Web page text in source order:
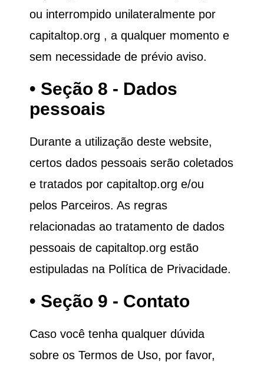
ou interrompido unilateralmente por
capitaltop.org , a qualquer momento e
sem necessidade de prévio aviso.
• Seção 8 - Dados
pessoais
Durante a utilização deste website,
certos dados pessoais serão coletados
e tratados por capitaltop.org e/ou
pelos Parceiros. As regras
relacionadas ao tratamento de dados
pessoais de capitaltop.org estão
estipuladas na Política de Privacidade.
• Seção 9 - Contato
Caso você tenha qualquer dúvida
sobre os Termos de Uso, por favor,